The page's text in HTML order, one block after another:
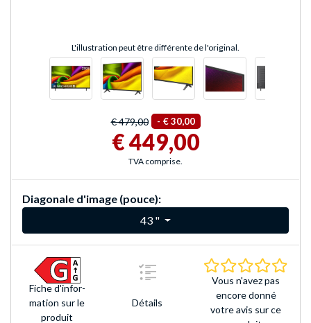
L'illustration peut être différente de l'original.
€ 479,00 - € 30,00
€ 449,00
TVA comprise.
Diagonale d'image (pouce):
43 "
Fiche d'infor­
mation sur le
produit
Détails
Vous n'avez pas
encore donné
votre avis sur ce